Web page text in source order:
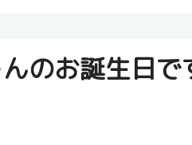
のお誕生日で